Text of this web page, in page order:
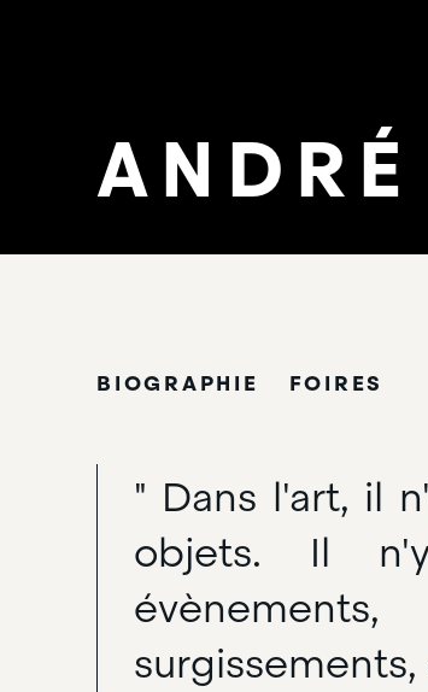
ANDRÉ
BIOGRAPHIE FOIRES
" Dans l'art, il
objets. Il